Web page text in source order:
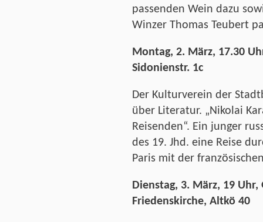
passenden Wein dazu
Winzer Thomas Teubert
Montag, 2. März, 17.30
Sidonienstr. 1c
Der Kulturverein der
über Literatur. „Nikolai
Reisenden“. Ein junger
des 19. Jhd. eine Reise
Paris mit der
Dienstag, 3. März, 19
Friedenskirche, Altkö 40